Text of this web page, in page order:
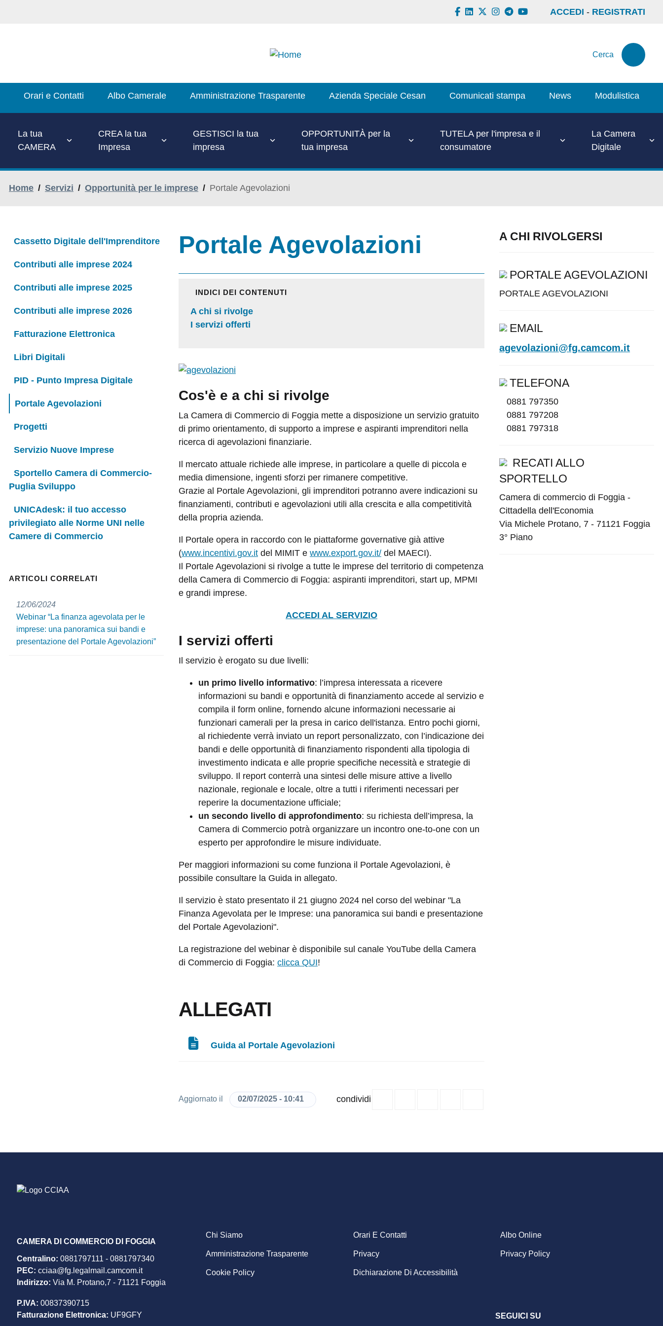
ACCEDI - REGISTRATI
Cerca
Main
Menu
Orari e Contatti Albo Camerale Amministrazione Trasparente Azienda Speciale Cesan Comunicati stampa News Modulistica
La tua
CAMERA
CREA la tua
Impresa
GESTISCI la tua
impresa
OPPORTUNITÀ per la
tua impresa
TUTELA per l'impresa e il
consumatore
La Camera
Digitale
Home / Servizi / Opportunità per le imprese / Portale Agevolazioni
Cassetto Digitale dell'Imprenditore
Contributi alle imprese 2024
Contributi alle imprese 2025
Contributi alle imprese 2026
Fatturazione Elettronica
Libri Digitali
PID - Punto Impresa Digitale
Portale Agevolazioni
Progetti
Servizio Nuove Imprese
Sportello Camera di Commercio-
Puglia Sviluppo
UNICAdesk: il tuo accesso
privilegiato alle Norme UNI nelle
Camere di Commercio
ARTICOLI CORRELATI
12/06/2024
Webinar “La finanza agevolata per le
imprese: una panoramica sui bandi e
presentazione del Portale Agevolazioni”
Portale Agevolazioni
INDICI DEI CONTENUTI
A chi si rivolge
I servizi offerti
Cos'è e a chi si rivolge
La Camera di Commercio di Foggia mette a disposizione un servizio gratuito
di primo orientamento, di supporto a imprese e aspiranti imprenditori nella
ricerca di agevolazioni finanziarie.
Il mercato attuale richiede alle imprese, in particolare a quelle di piccola e
media dimensione, ingenti sforzi per rimanere competitive.
Grazie al Portale Agevolazioni, gli imprenditori potranno avere indicazioni su
finanziamenti, contributi e agevolazioni utili alla crescita e alla competitività
della propria azienda.
Il Portale opera in raccordo con le piattaforme governative già attive
(www.incentivi.gov.itdel MIMIT e www.export.gov.it/del MAECI).
Il Portale Agevolazioni si rivolge a tutte le imprese del territorio di competenza
della Camera di Commercio di Foggia: aspiranti imprenditori, start up, MPMI
e grandi imprese.
ACCEDI AL SERVIZIO
I servizi offerti
Il servizio è erogato su due livelli:
un primo livello informativo: l’impresa interessata a ricevere
informazioni su bandi e opportunità di finanziamento accede al servizio e
compila il form online, fornendo alcune informazioni necessarie ai
funzionari camerali per la presa in carico dell'istanza. Entro pochi giorni,
al richiedente verrà inviato un report personalizzato, con l’indicazione dei
bandi e delle opportunità di finanziamento rispondenti alla tipologia di
investimento indicata e alle proprie specifiche necessità e strategie di
sviluppo. Il report conterrà una sintesi delle misure attive a livello
nazionale, regionale e locale, oltre a tutti i riferimenti necessari per
reperire la documentazione ufficiale;
un secondo livello di approfondimento: su richiesta dell’impresa, la
Camera di Commercio potrà organizzare un incontro one-to-one con un
esperto per approfondire le misure individuate.
Per maggiori informazioni su come funziona il Portale Agevolazioni, è
possibile consultare la Guida in allegato.
Il servizio è stato presentato il 21 giugno 2024 nel corso del webinar "La
Finanza Agevolata per le Imprese: una panoramica sui bandi e presentazione
del Portale Agevolazioni".
La registrazione del webinar è disponibile sul canale YouTube della Camera
di Commercio di Foggia: clicca QUI!
ALLEGATI
Guida al Portale Agevolazioni
Aggiornato il 02/07/2025 - 10:41 condividi
A CHI RIVOLGERSI
PORTALE AGEVOLAZIONI
PORTALE AGEVOLAZIONI
EMAIL
agevolazioni@fg.camcom.it
TELEFONA
0881 797350
0881 797208
0881 797318
RECATI ALLO
SPORTELLO
Camera di commercio di Foggia -
Cittadella dell'Economia
Via Michele Protano, 7 - 71121 Foggia
3° Piano
CAMERA DI COMMERCIO DI FOGGIA
Centralino: 0881797111 - 0881797340
PEC: cciaa@fg.legalmail.camcom.it
Indirizzo: Via M. Protano,7 - 71121 Foggia
P.IVA: 00837390715
Fatturazione Elettronica: UF9GFY
Footer
menu
Chi Siamo Orari E Contatti Albo Online
Amministrazione Trasparente Privacy Privacy Policy
Cookie Policy Dichiarazione Di Accessibilità
SEGUICI SU